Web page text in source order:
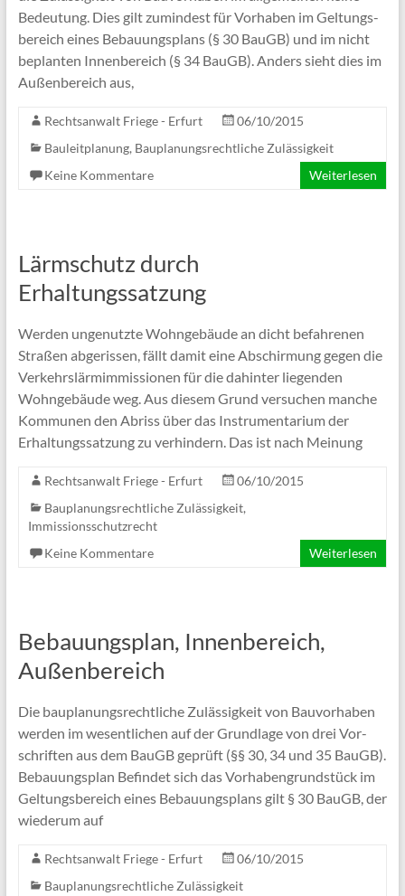
Bedeu­tung. Dies gilt zumin­dest für Vor­ha­ben im Gel­tungs­
be­reich eines Bebau­ungs­plans (§ 30 BauGB) und im nicht
beplan­ten Innen­be­reich (§ 34 BauGB). Anders sieht dies im
Außen­be­reich aus,
Rechtsanwalt Friege - Erfurt
06/10/2015
Bauleitplanung, Bauplanungsrechtliche Zulässigkeit
Keine Kommentare
Weiterlesen
Lärmschutz durch
Erhaltungssatzung
Wer­den unge­nutzte Wohn­ge­bäude an dicht befah­re­nen
Stra­ßen abge­ris­sen, fällt damit eine Abschir­mung gegen die
Ver­kehrs­lärm­im­mis­sio­nen für die dahin­ter lie­gen­den
Wohn­ge­bäude weg. Aus die­sem Grund ver­su­chen man­che
Kom­mu­nen den Abriss über das Instru­men­ta­rium der
Erhal­tungs­sat­zung zu ver­hin­dern. Das ist nach Meinung
Rechtsanwalt Friege - Erfurt
06/10/2015
Bauplanungsrechtliche Zulässigkeit,
Immissionsschutzrecht
Keine Kommentare
Weiterlesen
Bebauungsplan, Innenbereich,
Außenbereich
Die bau­pla­nungs­recht­li­che Zuläs­sig­keit von Bau­vor­ha­ben
wer­den im wesent­li­chen auf der Grund­lage von drei Vor­
schrif­ten aus dem BauGB geprüft (§§ 30, 34 und 35 BauGB).
Bebau­ungs­plan Befin­det sich das Vor­ha­ben­grund­stück im
Gel­tungs­be­reich eines Bebau­ungs­plans gilt § 30 BauGB, der
wie­derum auf
Rechtsanwalt Friege - Erfurt
06/10/2015
Bauplanungsrechtliche Zulässigkeit